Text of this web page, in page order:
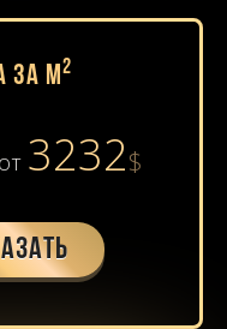
за м2
3232$